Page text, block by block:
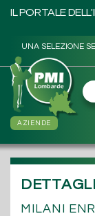
IL PORTALE
UNA SELEZIONE
AZIENDE
MILANI